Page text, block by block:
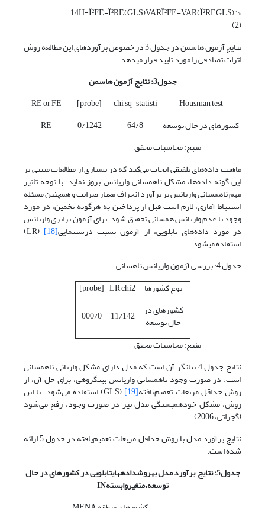
14H=Î²FE-Î²RE(GLS)VARÎ²FE-VAR(Î²REGLS)">
(2)
نتایج آزمون هاسمن در جدول 3 در خصوص برآوردهای این مطالعه روش
اثرات تصادفی را مورد تایید قرار می­دهد.
جدول3: نتایج آزمون هاسمن
Housman test
chi sq-statisti
[probe]
RE or FE
کشورهای در حال توسعه
64/8
0/1242
RE
منبع: محاسبات محقق
ماهیت داده‌های تلفیقی ایجاب می‌کند که در بسیاری از مطالعات مبتنی بر
این گونه داده‌ها، مشکل ناهمسانی واریانس بروز نماید. با توجه تاثیر
مهم ناهمسانی واریانس بر برآورد انحراف معیار ضرایب و همچنین مسئله
استنباط آماری، لازم است قبل از پرداختن به هرگونه تخمین، در مورد
وجود یا عدم واریانس همسانی تحقیق شود. برای آزمون برابری واریانس
در مورد داده‌های تابلویی، از آزمون نسبت درستنمایی[18]
(LR)
استفاده می­شود.
جدول 4: بررسی آزمون واریانس ناهسانی
نوع کشورها LR chi2
[probe]
کشورهای در
حال توسعه 11/142
000/0
منبع: محاسبات محقق
نتایج جدول 4 بیانگر آن است که مدل دارای مشکل واریانی ناهمسانی
است. در صورت وجود ناهمسانی واریانس بین­گروهی، برای حل آن، از
روش حداقل مربعات تعمیم‌یافته[19] (GLS) استفاده می‌شود. با این
روش، مشکل خودهمبستگی مدل نیز در صورت وجود، رفع می‌شود
(گجراتی، 2006).
نتایج برآورد مدل با روش حداقل مربعات تعمیم‌یافته در جدول 5 ارائه
شده است.
جدول5: نتایج برآورد مدل به
روشداده­هایتابلویی در کشورهای در حال
توسعه،متغیروابستهIN